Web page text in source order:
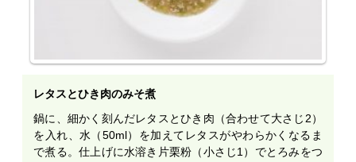
レタスとひき肉のみそ煮
鍋に、細かく刻んだレタスとひき肉（合わせて大さじ2）
を入れ、水（50ml）を加えてレタスがやわらかくなるま
で煮る。仕上げに水溶き片栗粉（小さじ1）でとろみをつ